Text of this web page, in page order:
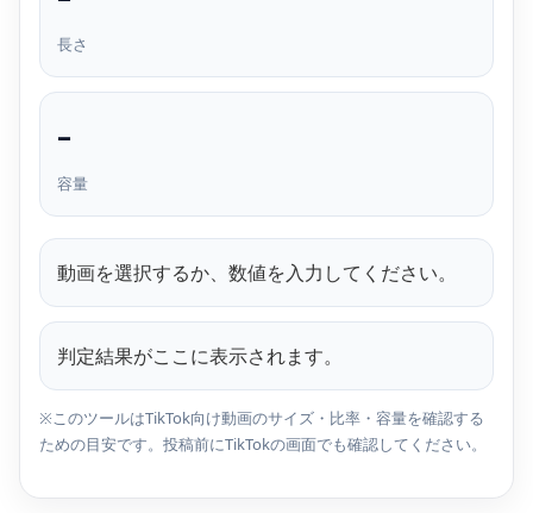
長さ
–
容量
動画を選択するか、数値を入力してください。
判定結果がここに表示されます。
※このツールはTikTok向け動画のサイズ・比率・容量を確認する
ための目安です。投稿前にTikTokの画面でも確認してください。